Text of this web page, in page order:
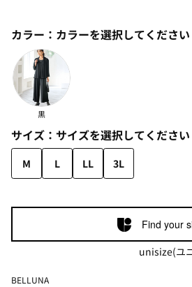
カラー： カラーを選択してください
黒
サイズ： サイズを選択してください
M L LL
3L
Find your
unisize(ユ
BELLUNA